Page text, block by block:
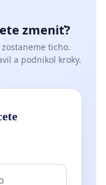
zmeniť?
ticho.
a podnikol kroky.